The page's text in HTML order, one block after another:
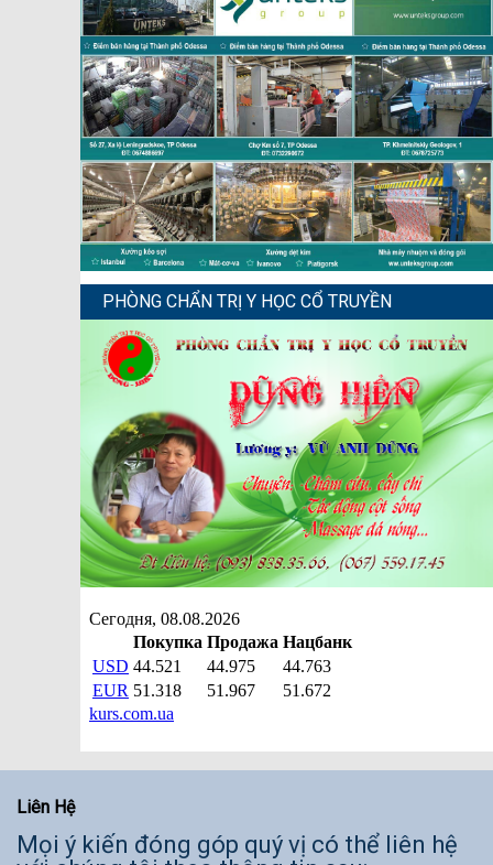
PHÒNG CHẨN TRỊ Y HỌC CỔ TRUYỀN
Liên Hệ
Mọi ý kiến đóng góp quý vị có thể liên hệ